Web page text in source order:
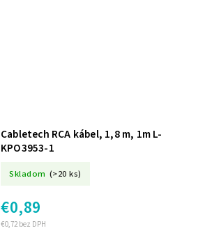
Cabletech RCA kábel, 1,8 m, 1m L-
KPO3953-1
Skladom (>20 ks)
€0,72 bez DPH
€0,89